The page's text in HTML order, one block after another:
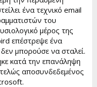
ένα τεχνικό email
του
μέρος της
επέστρεψε ένα
μπορούσε να σταλεί.
κατά την επανάληψη
αποσυνδεδεμένος